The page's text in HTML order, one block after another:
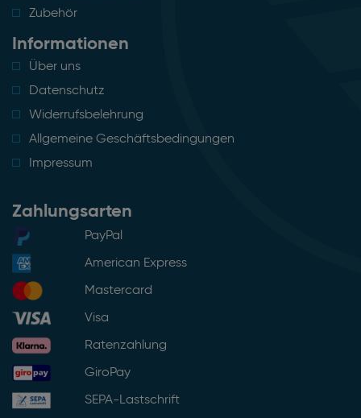
Zubehör
Informationen
Über uns
Datenschutz
Widerrufsbelehrung
Allgemeine Geschäftsbedingungen
Impressum
Zahlungsarten
PayPal
American Express
Mastercard
Visa
Ratenzahlung
GiroPay
SEPA-Lastschrift